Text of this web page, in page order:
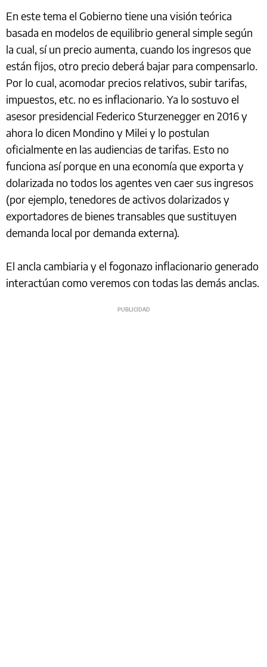
En este tema el Gobierno tiene una visión teórica
basada en modelos de equilibrio general simple según
la cual, sí un precio aumenta, cuando los ingresos que
están fijos, otro precio deberá bajar para compensarlo.
Por lo cual, acomodar precios relativos, subir tarifas,
impuestos, etc. no es inflacionario. Ya lo sostuvo el
asesor presidencial Federico Sturzenegger en 2016 y
ahora lo dicen Mondino y Milei y lo postulan
oficialmente en las audiencias de tarifas. Esto no
funciona así porque en una economía que exporta y
dolarizada no todos los agentes ven caer sus ingresos
(por ejemplo, tenedores de activos dolarizados y
exportadores de bienes transables que sustituyen
demanda local por demanda externa).
El ancla cambiaria y el fogonazo inflacionario generado
interactúan como veremos con todas las demás anclas.